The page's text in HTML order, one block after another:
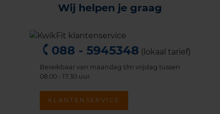
Wij helpen je graag
088 - 5945348 (lokaal tarief)
Bereikbaar van maandag t/m vrijdag tussen
08.00 - 17.30 uur.
KLANTENSERVICE